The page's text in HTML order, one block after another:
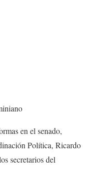
en el senado,
Política, Ricardo
secretarios del